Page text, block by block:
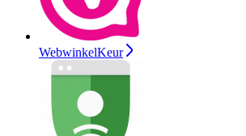
WebwinkelKeur